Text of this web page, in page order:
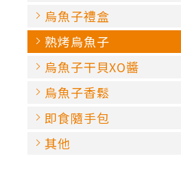
烏魚子禮盒
熟烤烏魚子
烏魚子干貝XO醬
烏魚子香鬆
即食隨手包
其他